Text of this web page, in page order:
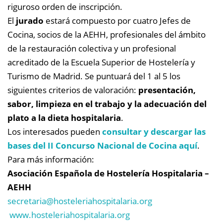
riguroso orden de inscripción.
El jurado estará compuesto por cuatro Jefes de
Cocina, socios de la AEHH, profesionales del ámbito
de la restauración colectiva y un profesional
acreditado de la Escuela Superior de Hostelería y
Turismo de Madrid. Se puntuará del 1 al 5 los
siguientes criterios de valoración: presentación,
sabor, limpieza en el trabajo y la adecuación del
plato a la dieta hospitalaria.
Los interesados pueden consultar y descargar las
bases del II Concurso Nacional de Cocina aquí.
Para más información:
Asociación Española de Hostelería Hospitalaria –
AEHH
secretaria@hosteleriahospitalaria.org
www.hosteleriahospitalaria.org